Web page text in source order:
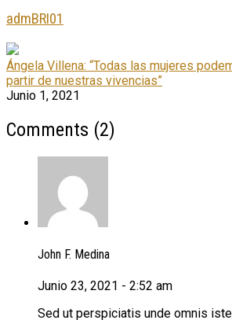
admBRI01
Ángela Villena: “Todas las mujeres
partir de nuestras vivencias”
Junio 1, 2021
Comments (2)
John F. Medina
Junio 23, 2021 - 2:52 am
Sed ut perspiciatis unde omnis